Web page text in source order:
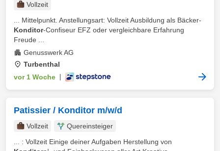
Vollzeit
... Mittelpunkt. Anstellungsart: Vollzeit Ausbildung als Bäcker-
Konditor-Confiseur EFZ oder vergleichbare Erfahrung
Freude ...
Genusswerk AG
Turbenthal
vor 1 Woche
Patissier / Konditor m/w/d
Vollzeit
Quereinsteiger
... : Vollzeit Einige deiner Aufgaben Herstellung von